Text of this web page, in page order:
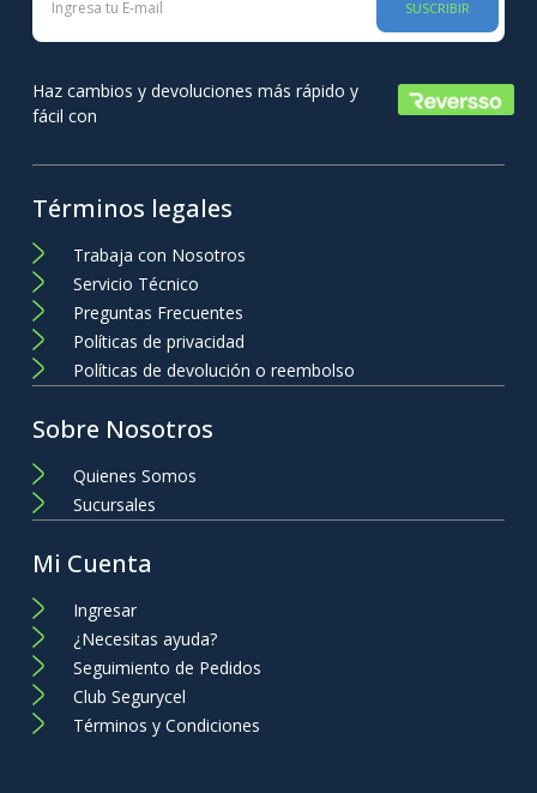
SUSCRIBIR
Haz cambios y devoluciones más rápido y
fácil con
Términos legales
Trabaja con Nosotros
Servicio Técnico
Preguntas Frecuentes
Políticas de privacidad
Políticas de devolución o reembolso
Sobre Nosotros
Quienes Somos
Sucursales
Mi Cuenta
Ingresar
¿Necesitas ayuda?
Seguimiento de Pedidos
Club Segurycel
Términos y Condiciones